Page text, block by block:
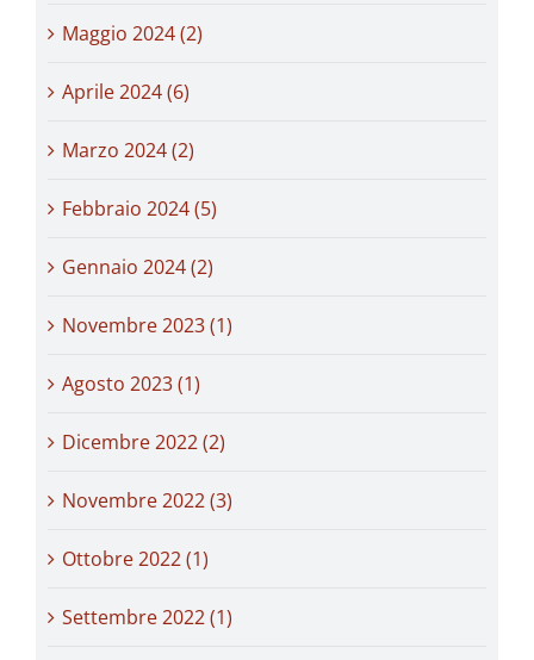
Maggio 2024 (2)
Aprile 2024 (6)
Marzo 2024 (2)
Febbraio 2024 (5)
Gennaio 2024 (2)
Novembre 2023 (1)
Agosto 2023 (1)
Dicembre 2022 (2)
Novembre 2022 (3)
Ottobre 2022 (1)
Settembre 2022 (1)